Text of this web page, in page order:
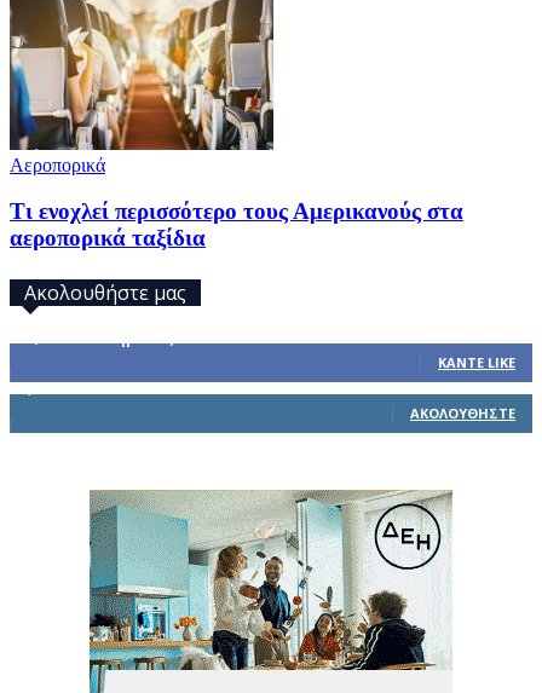
Αεροπορικά
Τι ενοχλεί περισσότερο τους Αμερικανούς στα
αεροπορικά ταξίδια
Ακολουθήστε μας
ΚΆΝΤΕ LIKE
ΑΚΟΛΟΥΘΉΣΤΕ